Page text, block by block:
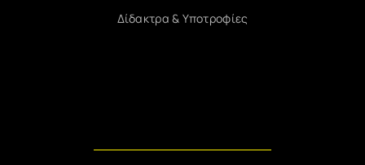
Δίδακτρα & Υποτροφίες